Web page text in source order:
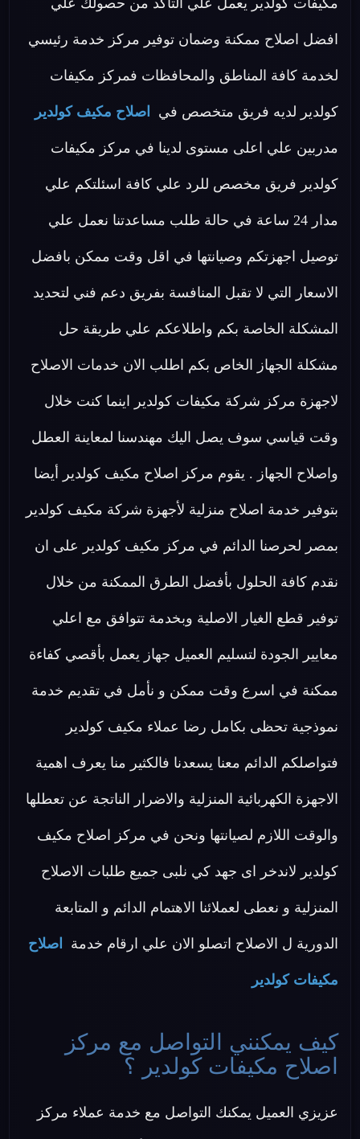
مكيفات كولدير يعمل علي التأكد من حصولك علي
افضل اصلاح ممكنة وضمان توفير مركز خدمة رئيسي
لخدمة كافة المناطق والمحافظات فمركز مكيفات
كولدير لديه فريق متخصص في اصلاح مكيف كولدير
مدربين علي اعلى مستوى لدينا في مركز مكيفات
كولدير فريق مخصص للرد علي كافة اسئلتكم علي
مدار 24 ساعة في حالة طلب مساعدتنا نعمل علي
توصيل اجهزتكم وصيانتها في اقل وقت ممكن بافضل
الاسعار التي لا تقبل المنافسة بفريق دعم فني لتحديد
المشكلة الخاصة بكم واطلاعكم علي طريقة حل
مشكلة الجهاز الخاص بكم اطلب الان خدمات الاصلاح
لاجهزة مركز شركة مكيفات كولدير اينما كنت خلال
وقت قياسي سوف يصل اليك مهندسنا لمعاينة العطل
واصلاح الجهاز . يقوم مركز اصلاح مكيف كولدير أيضا
بتوفير خدمة اصلاح منزلية لأجهزة شركة مكيف كولدير
بمصر لحرصنا الدائم في مركز مكيف كولدير على ان
نقدم كافة الحلول بأفضل الطرق الممكنة من خلال
توفير قطع الغيار الاصلية وبخدمة تتوافق مع اعلي
معايير الجودة لتسليم العميل جهاز يعمل بأقصي كفاءة
ممكنة في اسرع وقت ممكن و نأمل في تقديم خدمة
نموذجية تحظى بكامل رضا عملاء مكيف كولدير
فتواصلكم الدائم معنا يسعدنا فالكثير منا يعرف اهمية
الاجهزة الكهربائية المنزلية والاضرار الناتجة عن تعطلها
والوقت اللازم لصيانتها ونحن في مركز اصلاح مكيف
كولدير لاندخر اى جهد كي نلبى جميع طلبات الاصلاح
المنزلية و نعطى لعملائنا الاهتمام الدائم و المتابعة
الدورية ل الاصلاح اتصلو الان علي ارقام خدمة اصلاح
مكيفات كولدير
كيف يمكنني التواصل مع مركز
اصلاح مكيفات كولدير ؟
عزيزي العميل يمكنك التواصل مع خدمة عملاء مركز